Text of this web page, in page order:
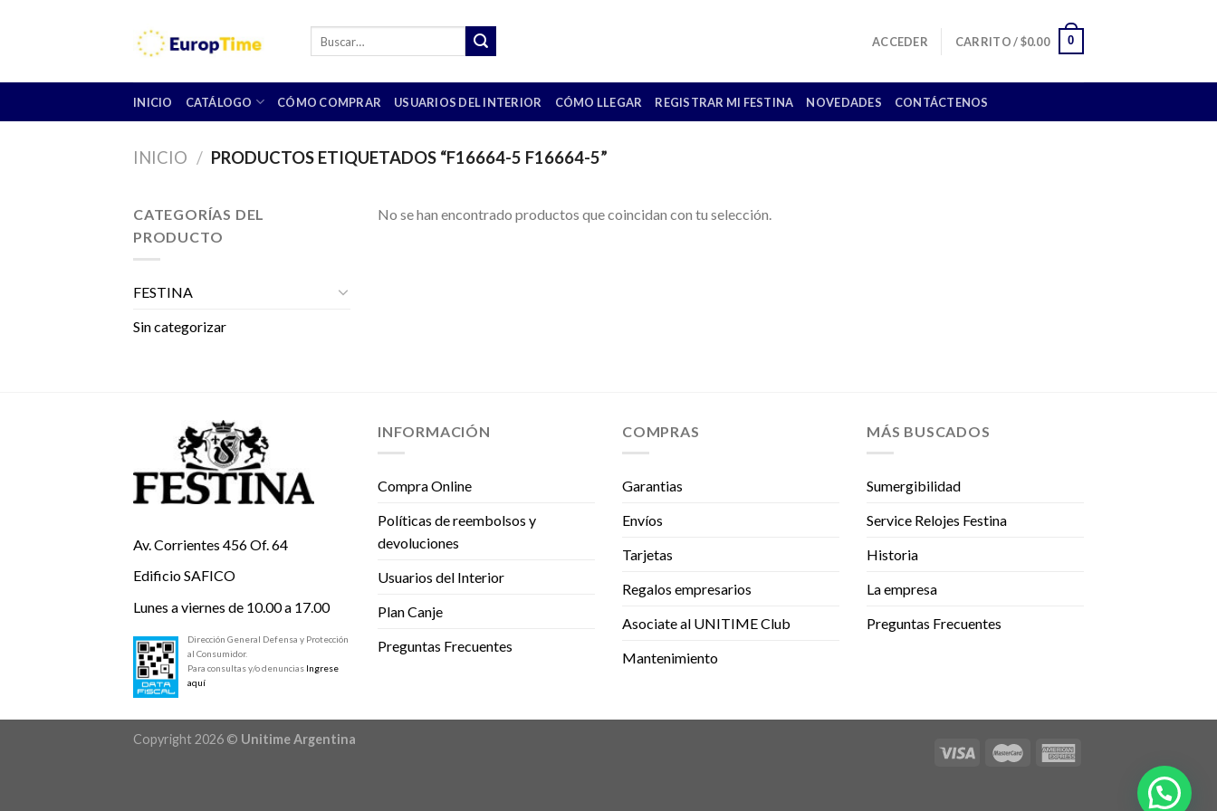
ACCEDER CARRITO /$0.00 0
INICIO CATÁLOGO CÓMO COMPRAR USUARIOS DEL INTERIOR CÓMO LLEGAR REGISTRAR MI FESTINA NOVEDADES CONTÁCTENOS
INICIO / PRODUCTOS ETIQUETADOS “F16664-5 F16664-5”
CATEGORÍAS DEL
PRODUCTO
FESTINA
Sin categorizar
No se han encontrado productos que coincidan con tu selección.
Av. Corrientes 456 Of. 64
Edificio SAFICO
Lunes a viernes de 10.00 a 17.00
Dirección General Defensa y Protección
al Consumidor.
Para consultas y/o denuncias Ingrese
aquí
INFORMACIÓN
Compra Online
Políticas de reembolsos y
devoluciones
Usuarios del Interior
Plan Canje
Preguntas Frecuentes
COMPRAS
Garantias
Envíos
Tarjetas
Regalos empresarios
Asociate al UNITIME Club
Mantenimiento
MÁS BUSCADOS
Sumergibilidad
Service Relojes Festina
Historia
La empresa
Preguntas Frecuentes
Copyright 2026 © Unitime Argentina